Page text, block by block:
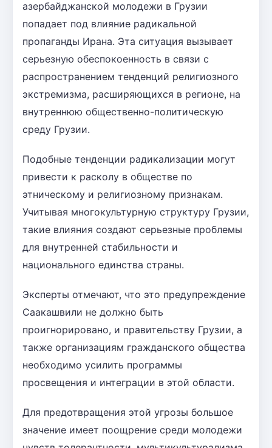
азербайджанской молодежи в Грузии
попадает под влияние радикальной
пропаганды Ирана. Эта ситуация вызывает
серьезную обеспокоенность в связи с
распространением тенденций религиозного
экстремизма, расширяющихся в регионе, на
внутреннюю общественно-политическую
среду Грузии.
Подобные тенденции радикализации могут
привести к расколу в обществе по
этническому и религиозному признакам.
Учитывая многокультурную структуру Грузии,
такие влияния создают серьезные проблемы
для внутренней стабильности и
национального единства страны.
Эксперты отмечают, что это предупреждение
Саакашвили не должно быть
проигнорировано, и правительству Грузии, а
также организациям гражданского общества
необходимо усилить программы
просвещения и интеграции в этой области.
Для предотвращения этой угрозы большое
значение имеет поощрение среди молодежи